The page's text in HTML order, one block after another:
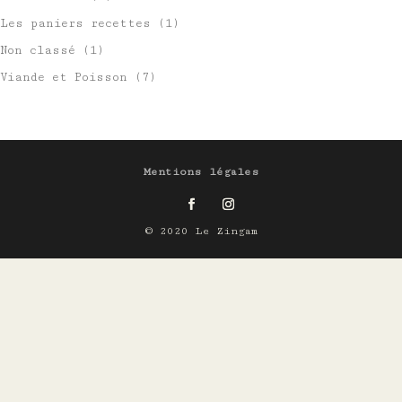
Les paniers recettes
(1)
Non classé
(1)
Viande et Poisson
(7)
Mentions légales
© 2020 Le Zingam